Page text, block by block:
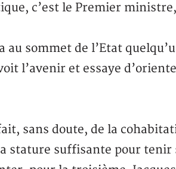
c’est le Premier ministre,
sommet de l’Etat
l’avenir et essaye
sans doute, de la
stature suffisante pour tenir